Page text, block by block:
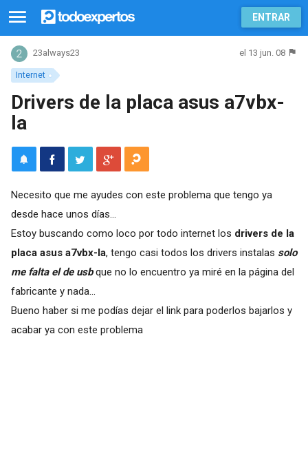
ENTRAR
Internet
23always23 el 13 jun. 08
Drivers de la placa asus a7vbx-
la
Necesito que me ayudes con este problema que tengo ya
desde hace unos días...
Estoy buscando como loco por todo internet los drivers de la
placa asus a7vbx-la, tengo casi todos los drivers instalas solo
me falta el de usbque no lo encuentro ya miré en la página del
fabricante y nada...
Bueno haber si me podías dejar el link para poderlos bajarlos y
acabar ya con este problema